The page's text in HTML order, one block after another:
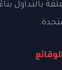
بالتداول